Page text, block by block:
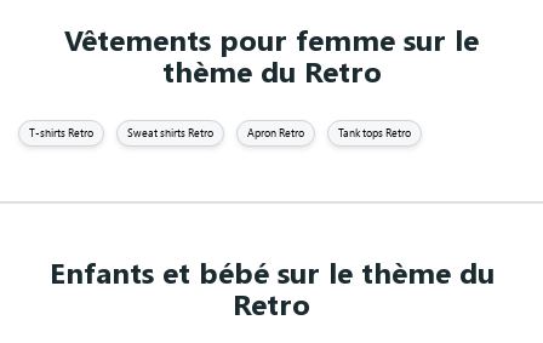
Vêtements pour femme sur le
thème du Retro
T-shirts Retro Sweat shirts Retro Apron Retro Tank tops Retro
Enfants et bébé sur le thème du
Retro